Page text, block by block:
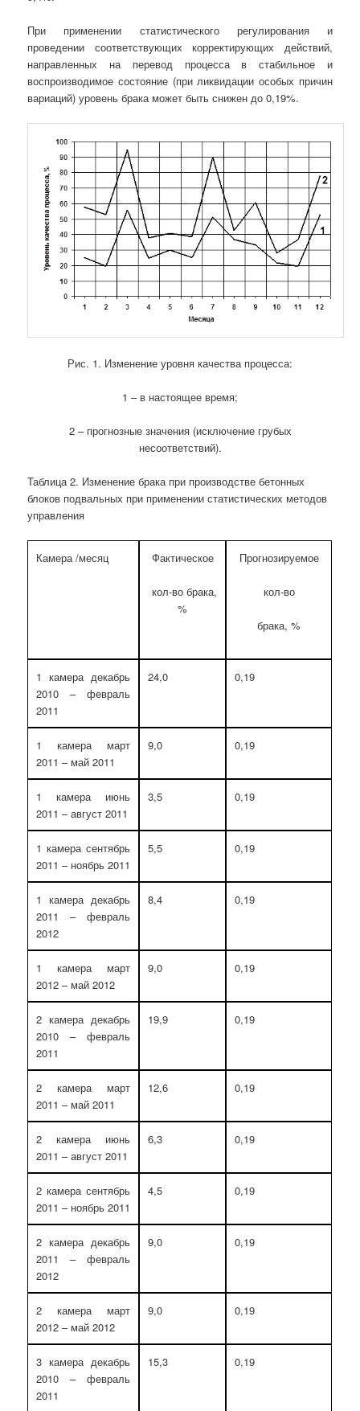
При применении статистического регулирования и
проведении соответствующих корректирующих действий,
направленных на перевод процесса в стабильное и
воспроизводимое состояние (при ликвидации особых причин
вариаций) уровень брака может быть снижен до 0,19%.
Рис. 1. Изменение уровня качества процесса:
1 – в настоящее время;
2 – прогнозные значения (исключение грубых
несоответствий).
Таблица 2. Изменение брака при производстве бетонных
блоков подвальных при применении статистических методов
управления
Камера /месяц Фактическое
кол-во брака,
%
Прогнозируемое
кол-во
брака, %
1 камера декабрь
2010 – февраль
2011
24,0 0,19
1 камера март
2011 – май 2011
9,0 0,19
1 камера июнь
2011 – август 2011
3,5 0,19
1 камера сентябрь
2011 – ноябрь 2011
5,5 0,19
1 камера декабрь
2011 – февраль
2012
8,4 0,19
1 камера март
2012 – май 2012
9,0 0,19
2 камера декабрь
2010 – февраль
2011
19,9 0,19
2 камера март
2011 – май 2011
12,6 0,19
2 камера июнь
2011 – август 2011
6,3 0,19
2 камера сентябрь
2011 – ноябрь 2011
4,5 0,19
2 камера декабрь
2011 – февраль
2012
9,0 0,19
2 камера март
2012 – май 2012
9,0 0,19
3 камера декабрь
2010 – февраль
2011
15,3 0,19